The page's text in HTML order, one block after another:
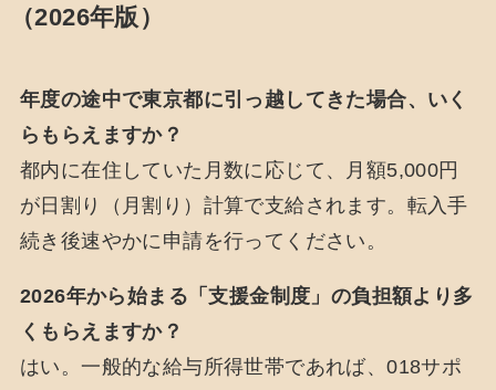
（2026年版）
年度の途中で東京都に引っ越してきた場合、いく
らもらえますか？
都内に在住していた月数に応じて、月額5,000円
が日割り（月割り）計算で支給されます。転入手
続き後速やかに申請を行ってください。
2026年から始まる「支援金制度」の負担額より多
くもらえますか？
はい。一般的な給与所得世帯であれば、018サポ